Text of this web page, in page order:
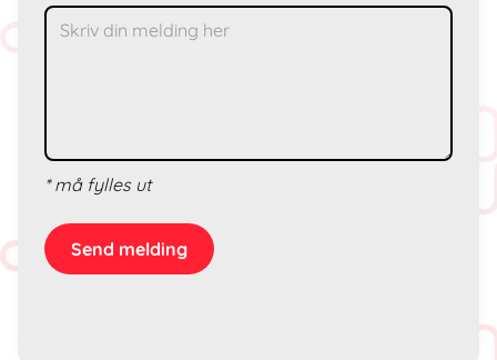
* må fylles ut